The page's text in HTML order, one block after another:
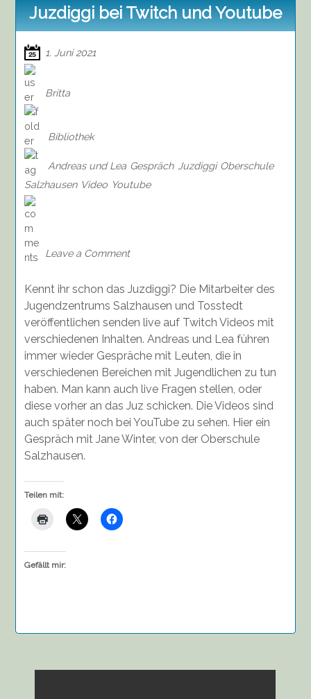
Juzdiggi bei Twitch und Youtube
1. Juni 2021
Britta
Bibliothek
Andreas und Lea Gespräch Juzdiggi Oberschule
Salzhausen Video Youtube
Leave a Comment
und
Kennt ihr schon das Juzdiggi? Die Mitarbeiter des
Jugendzentrums Salzhausen und Tosstedt
veröffentlichen senden live auf Twitch Videos mit
verschiedenen Inhalten. Andreas und Lea führen
immer wieder Gespräche mit Leuten, die in
verschiedenen Bereichen mit Jugendlichen zu tun
haben. Man kann auch live Fragen stellen, oder
diese vorher an das Juz schicken. Die Videos sind
auch später noch bei YouTube zu sehen. Hier ein
Gespräch mit Jane Winter, von der Oberschule
Salzhausen.
Teilen mit:
Gefällt mir: